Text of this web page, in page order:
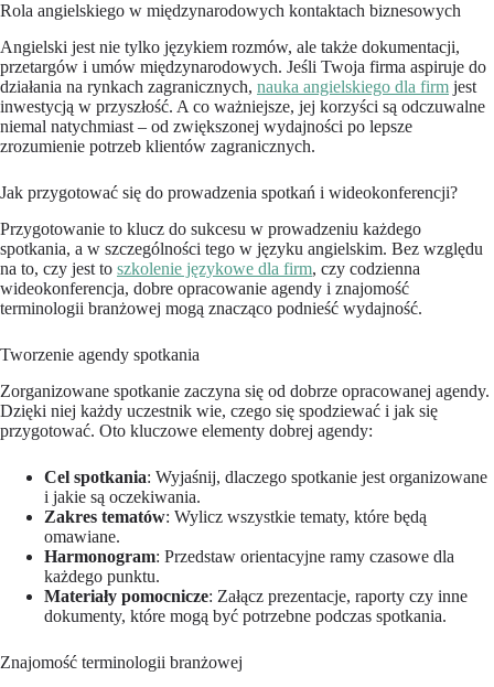
Rola angielskiego w międzynarodowych kontaktach biznesowych
Angielski jest nie tylko językiem rozmów, ale także dokumentacji,
przetargów i umów międzynarodowych. Jeśli Twoja firma aspiruje do
działania na rynkach zagranicznych, nauka angielskiego dla firm jest
inwestycją w przyszłość. A co ważniejsze, jej korzyści są odczuwalne
niemal natychmiast – od zwiększonej wydajności po lepsze
zrozumienie potrzeb klientów zagranicznych.
Jak przygotować się do prowadzenia spotkań i wideokonferencji?
Przygotowanie to klucz do sukcesu w prowadzeniu każdego
spotkania, a w szczególności tego w języku angielskim. Bez względu
na to, czy jest to szkolenie językowe dla firm, czy codzienna
wideokonferencja, dobre opracowanie agendy i znajomość
terminologii branżowej mogą znacząco podnieść wydajność.
Tworzenie agendy spotkania
Zorganizowane spotkanie zaczyna się od dobrze opracowanej agendy.
Dzięki niej każdy uczestnik wie, czego się spodziewać i jak się
przygotować. Oto kluczowe elementy dobrej agendy:
Cel spotkania: Wyjaśnij, dlaczego spotkanie jest organizowane
i jakie są oczekiwania.
Zakres tematów: Wylicz wszystkie tematy, które będą
omawiane.
Harmonogram: Przedstaw orientacyjne ramy czasowe dla
każdego punktu.
Materiały pomocnicze: Załącz prezentacje, raporty czy inne
dokumenty, które mogą być potrzebne podczas spotkania.
Znajomość terminologii branżowej